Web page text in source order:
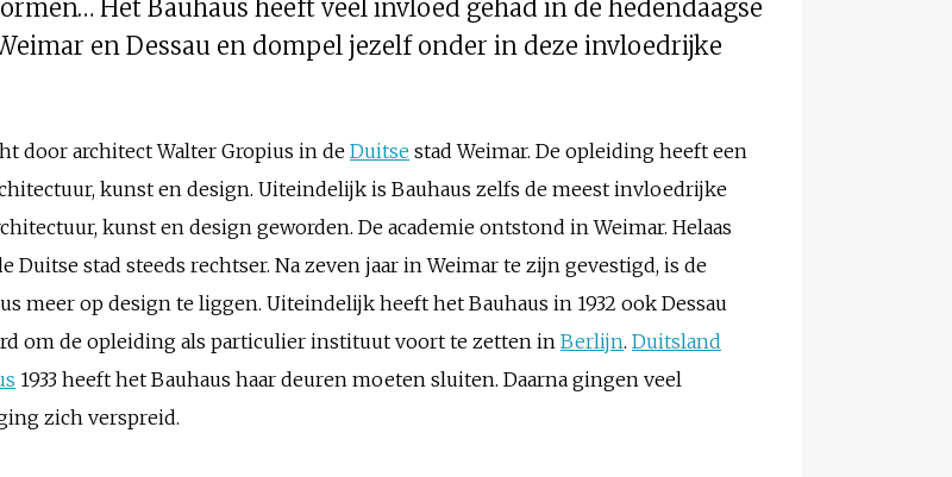
Het Bauhaus heeft veel invloed gehad in de hedendaagse
en Dessau en dompel jezelf onder in deze invloedrijke
door architect Walter Gropius in deDuitse stad Weimar. De opleiding heeft een
kunst en design. Uiteindelijk is Bauhaus zelfs de meest invloedrijke
kunst en design geworden. De academie ontstond in Weimar. Helaas
stad steeds rechtser. Na zeven jaar in Weimar te zijn gevestigd, is de
meer op design te liggen. Uiteindelijk heeft het Bauhaus in 1932 ook Dessau
om de opleiding als particulier instituut voort te zetten in Berlijn. Duitsland
1933 heeft het Bauhaus haar deuren moeten sluiten. Daarna gingen veel
zich verspreid.